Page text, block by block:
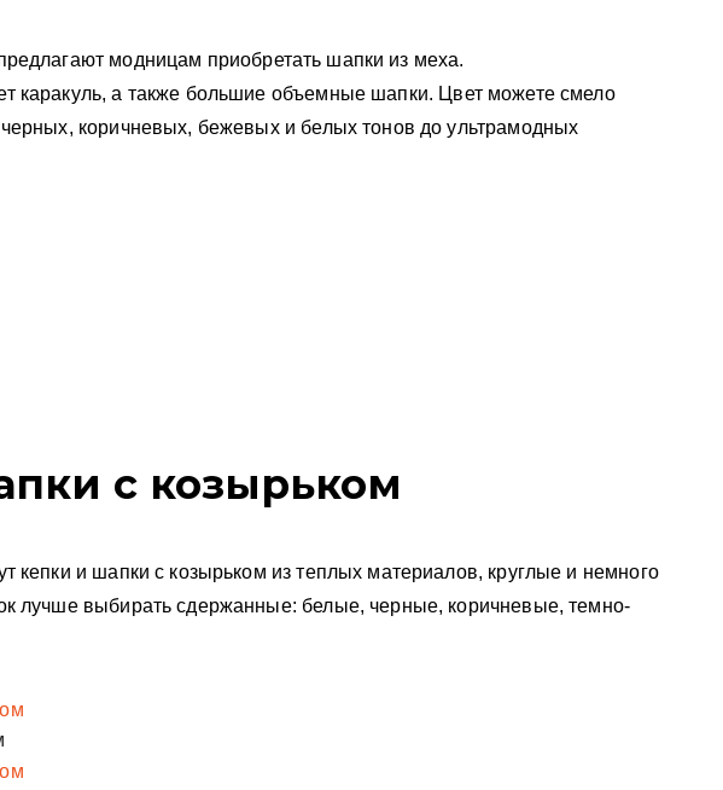
модницам приобретать шапки из меха.
каракуль, а также большие объемные шапки. Цвет можете смело
черных, коричневых, бежевых и белых тонов до ультрамодных
с козырьком
кепки и шапки с козырьком из теплых материалов, круглые и немного
лучше выбирать сдержанные: белые, черные, коричневые, темно-